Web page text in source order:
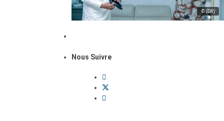
© (DR)
Nous Suivre